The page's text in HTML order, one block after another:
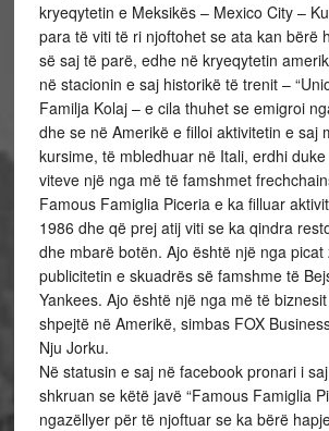
kryeqytetin e Meksikës – Mexico City –
para të viti të ri njoftohet se ata kan bërë
së saj të parë, edhe në kryeqytetin
në stacionin e saj historikë të trenit –
Familja Kolaj – e cila thuhet se emigroi
dhe se në Amerikë e filloi aktivitetin e saj
kursime, të mbledhuar në Itali, erdhi
viteve një nga më të famshmet
Famous Famiglia Piceria e ka filluar
1986 dhe që prej atij viti se ka qindra
dhe mbarë botën. Ajo është një nga
publicitetin e skuadrës së famshme të
Yankees. Ajo është një nga më të
shpejtë në Amerikë, simbas FOX
Nju Jorku.
Në statusin e saj në facebook pronari i
shkruan se këtë javë “Famous Famiglia
ngazëllyer për të njoftuar se ka bërë